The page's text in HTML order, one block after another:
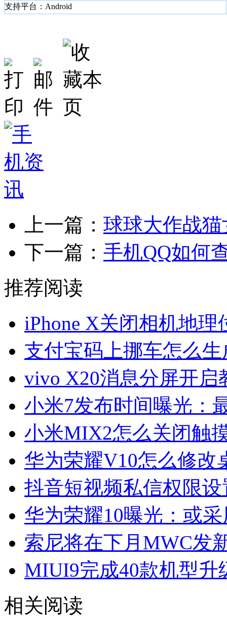
支持平台：Android
上一篇： 球球大作战
下一篇： 手机QQ如何
推荐阅读
iPhone X关闭相机地理
支付宝码上挪车怎么生
vivo X20消息分屏开启
小米7发布时间曝光：
小米MIX2怎么关闭触
华为荣耀V10怎么修改
抖音短视频私信权限
华为荣耀10曝光：或
索尼将在下月MWC发
MIUI9完成40款机型
相关阅读